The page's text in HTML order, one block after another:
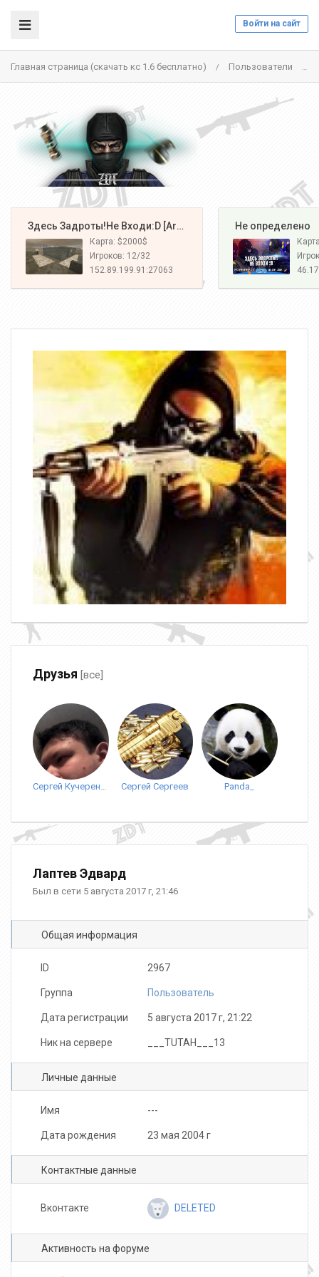
Войти на сайт
Главная страница (скачать кс 1.6 бесплатно) / Пользователи
️ Здесь Задроты!Не Входи:D [Army#1]
Карта: $2000$
Игроков: 12/32
152.89.199.91:27063
️ Не определено
Друзья [все]
Сергей Сергеев Panda_
Лаптев Эдвард
Был в сети 5 августа 2017 г, 21:46
Общая информация
ID 2967
Группа Пользователь
Дата регистрации 5 августа 2017 г, 21:22
Ник на сервере ___TUTAH___13
Личные данные
Имя ---
Дата рождения 23 мая 2004 г
Контактные данные
Вконтакте DELETED
Активность на форуме